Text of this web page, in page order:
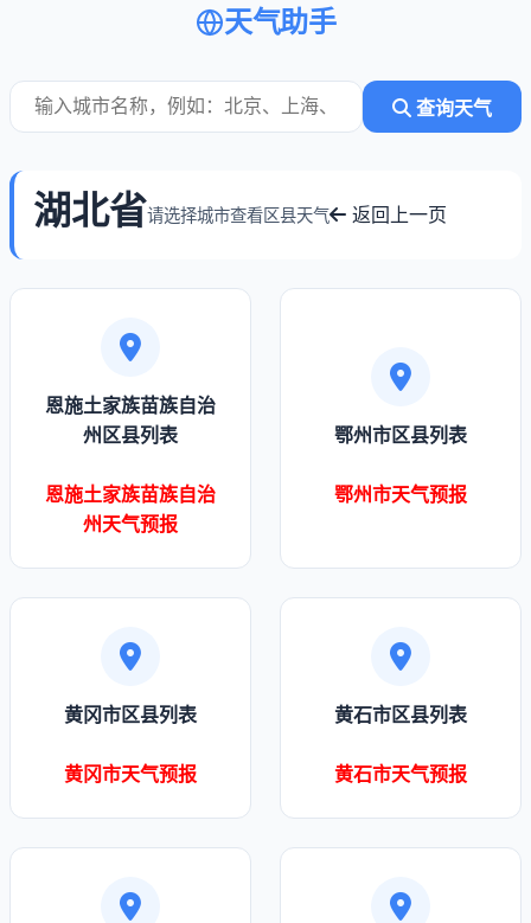
天气助手
查询天气
湖北省请选择城市查看区县天气 返回上一页
恩施土家族苗族自治
州区县列表
恩施土家族苗族自治
州天气预报
鄂州市区县列表
鄂州市天气预报
黄冈市区县列表
黄冈市天气预报
黄石市区县列表
黄石市天气预报